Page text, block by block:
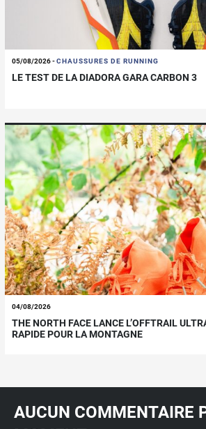
05/08/2026-CHAUSSURES DE RUNNING
LE TEST DE LA DIADORA GARA CARBON 3
04/08/2026
THE NORTH FACE LANCE L’OFFTRAIL
RAPIDE POUR LA MONTAGNE
AUCUN COMMENTAIRE